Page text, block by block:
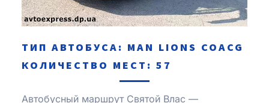
ТИП АВТОБУСА: MAN LIONS COACG
КОЛИЧЕСТВО МЕСТ: 57
Автобусный маршрут Святой Влас —